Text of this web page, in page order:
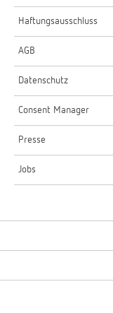
Haftungsausschluss
AGB
Datenschutz
Consent Manager
Presse
Jobs